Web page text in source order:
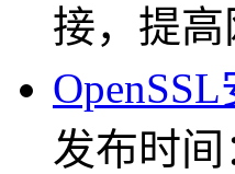
接，提
发布时